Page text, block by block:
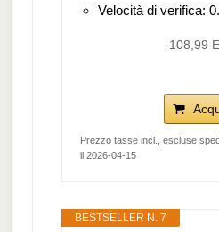
Velocità di verifica:
108,99
Prezzo tasse incl., escluse
il 2026-04-15
BESTSELLER N. 7